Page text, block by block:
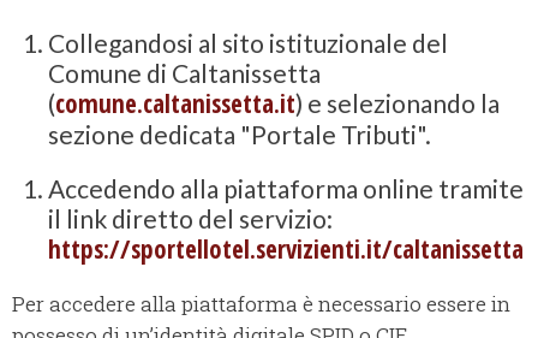
Collegandosi al sito istituzionale del
Comune di Caltanissetta
(comune.caltanissetta.it) e selezionando la
sezione dedicata "Portale Tributi".
Accedendo alla piattaforma online tramite
il link diretto del servizio:
https://sportellotel.servizienti.it/caltanissetta
Per accedere alla piattaforma è necessario essere in